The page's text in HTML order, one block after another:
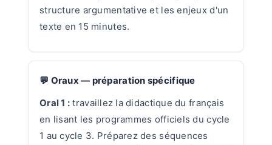
structure argumentative et les enjeux d'un
texte en 15 minutes.
💬 Oraux — préparation spécifique
Oral 1 : travaillez la didactique du français
en lisant les programmes officiels du cycle
1 au cycle 3. Préparez des séquences